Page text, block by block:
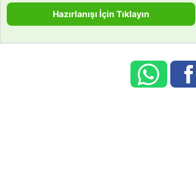
Hazırlanışı İçin Tıklayın